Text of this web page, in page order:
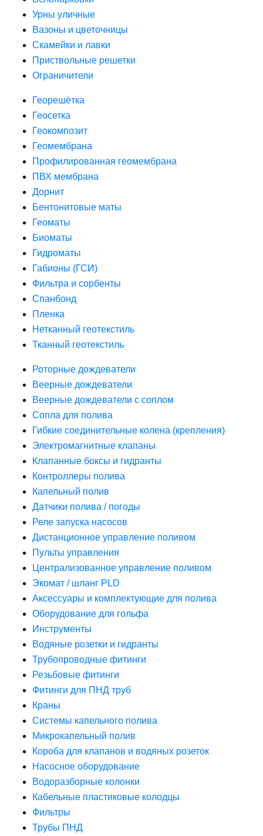
Урны уличные
Вазоны и цветочницы
Скамейки и лавки
Приствольные решетки
Ограничители
Георешётка
Геосетка
Геокомпозит
Геомембрана
Профилированная геомембрана
ПВХ мембрана
Дорнит
Бентонитовые маты
Геоматы
Биоматы
Гидроматы
Габионы (ГСИ)
Фильтра и сорбенты
Спанбонд
Пленка
Нетканный геотекстиль
Тканный геотекстиль
Роторные дождеватели
Веерные дождеватели
Веерные дождеватели с соплом
Сопла для полива
Гибкие соединительные колена (крепления)
Электромагнитные клапаны
Клапанные боксы и гидранты
Контроллеры полива
Капельный полив
Датчики полива / погоды
Реле запуска насосов
Дистанционное управление поливом
Пульты управления
Централизованное управление поливом
Экомат / шланг PLD
Аксессуары и комплектующие для полива
Оборудование для гольфа
Инструменты
Водяные розетки и гидранты
Трубопроводные фитинги
Резьбовые фитинги
Фитинги для ПНД труб
Краны
Системы капельного полива
Микрокапельный полив
Короба для клапанов и водяных розеток
Насосное оборудование
Водоразборные колонки
Кабельные пластиковые колодцы
Фильтры
Трубы ПНД